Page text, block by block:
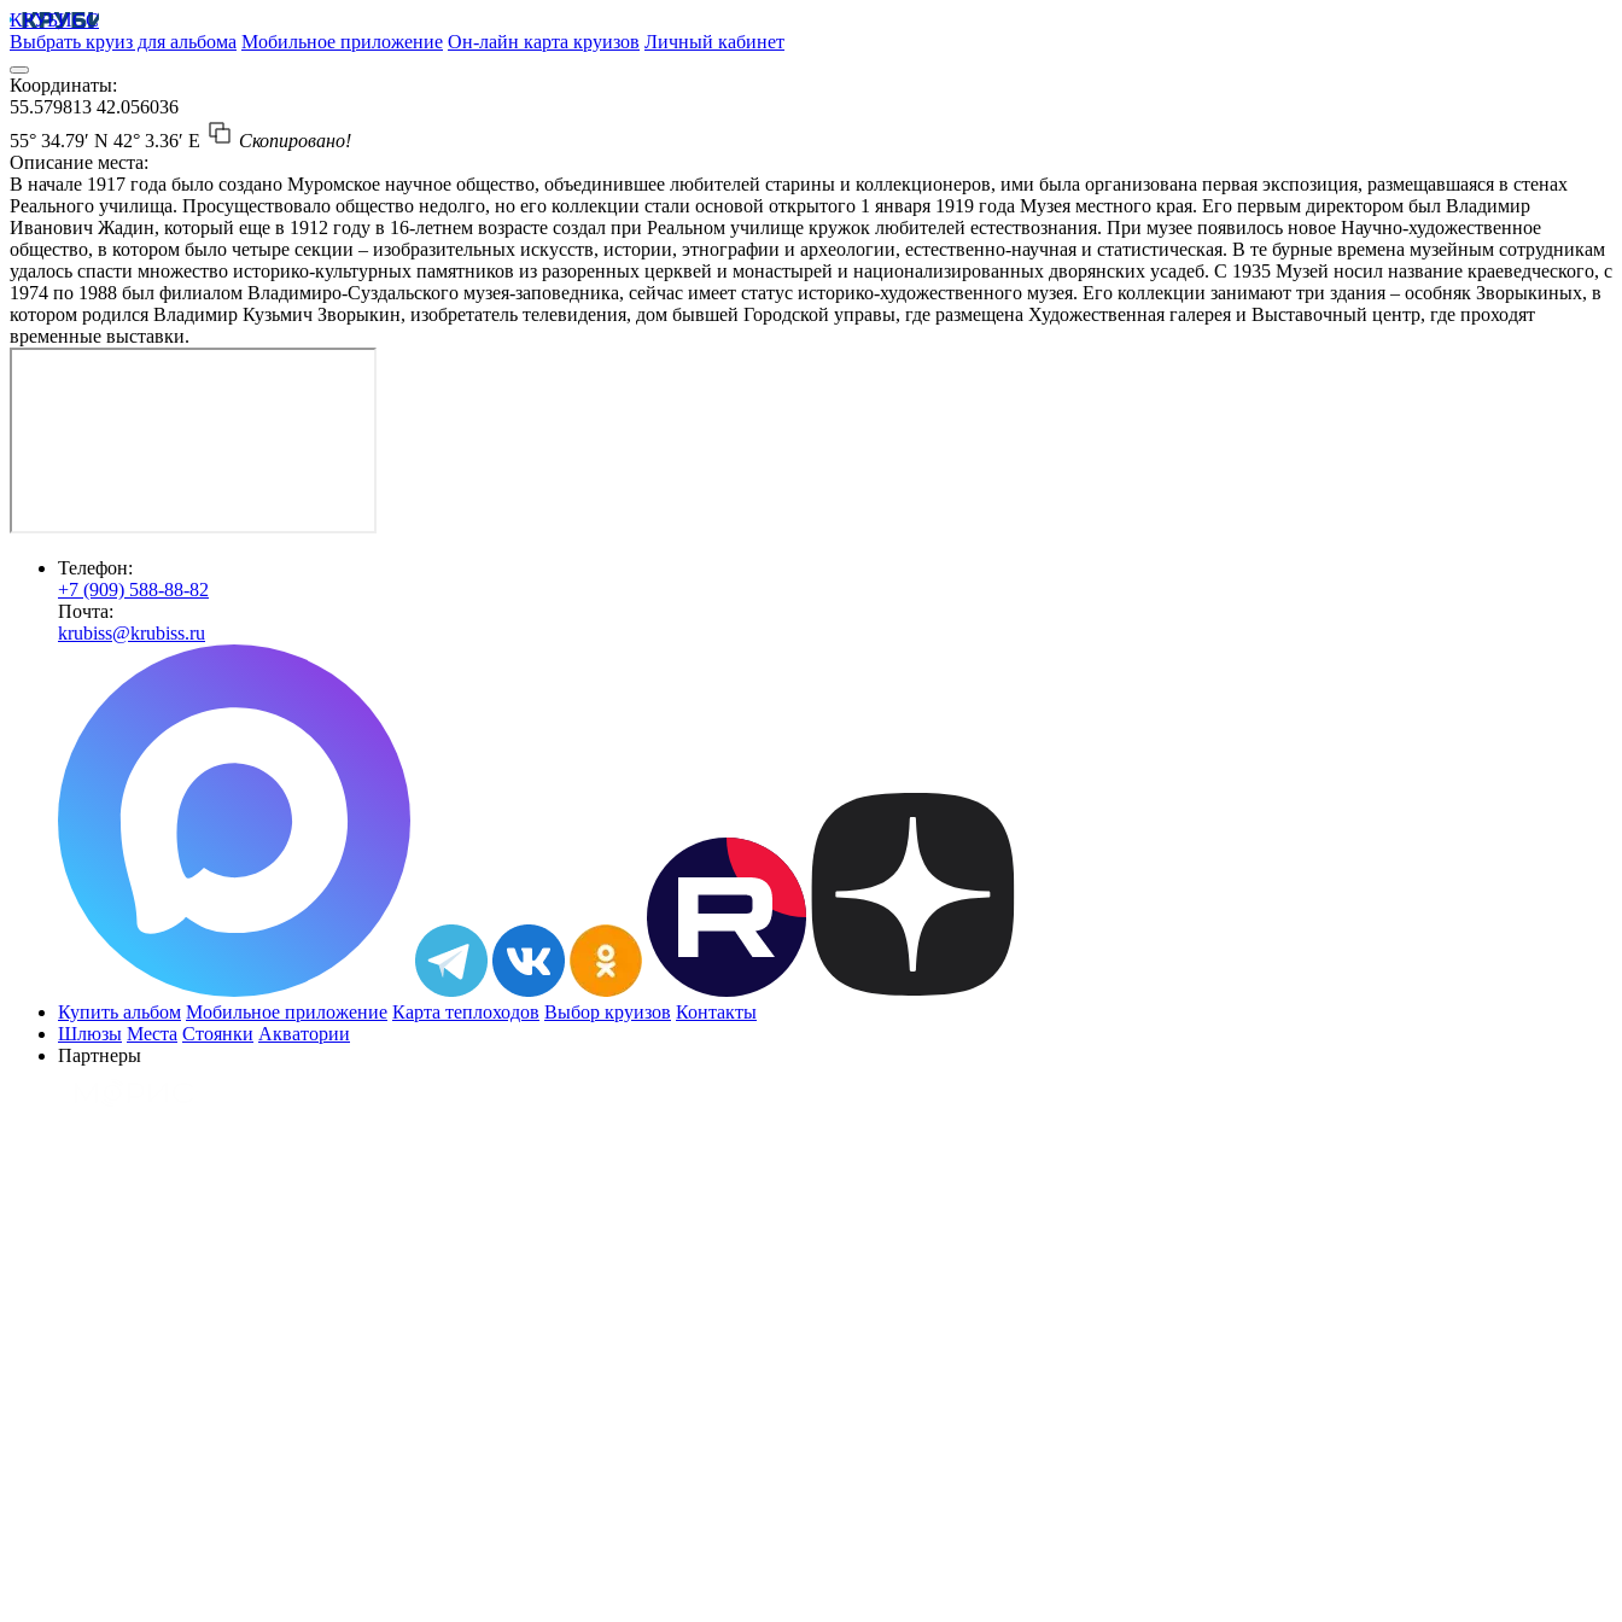
КРУБИСС
Выбрать круиз для альбома Мобильное приложение Он-лайн карта круизов Личный кабинет
Координаты:
55.579813 42.056036
55° 34.79′ N 42° 3.36′ E
Скопировано!
Описание места:
В начале 1917 года было создано Муромское научное общество, объединившее любителей старины и коллекционеров, ими была организована первая экспозиция, размещавшаяся в стенах
Реального училища. Просуществовало общество недолго, но его коллекции стали основой открытого 1 января 1919 года Музея местного края. Его первым директором был Владимир
Иванович Жадин, который еще в 1912 году в 16-летнем возрасте создал при Реальном училище кружок любителей естествознания. При музее появилось новое Научно-художественное
общество, в котором было четыре секции – изобразительных искусств, истории, этнографии и археологии, естественно-научная и статистическая. В те бурные времена музейным сотрудникам
удалось спасти множество историко-культурных памятников из разоренных церквей и монастырей и национализированных дворянских усадеб. С 1935 Музей носил название краеведческого, с
1974 по 1988 был филиалом Владимиро-Суздальского музея-заповедника, сейчас имеет статус историко-художественного музея. Его коллекции занимают три здания – особняк Зворыкиных, в
котором родился Владимир Кузьмич Зворыкин, изобретатель телевидения, дом бывшей Городской управы, где размещена Художественная галерея и Выставочный центр, где проходят
временные выставки.
Телефон:
+7 (909) 588-88-82
Почта:
krubiss@krubiss.ru
Купить альбом Мобильное приложение Карта теплоходов Выбор круизов Контакты
Шлюзы Места Стоянки Акватории
Партнеры